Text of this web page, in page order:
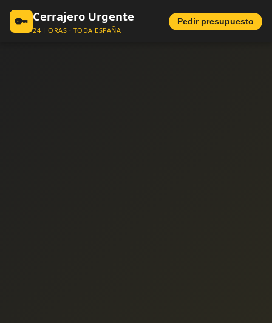
🔑 Cerrajero Urgente
24 HORAS · TODA ESPAÑA
Pedir presupuesto